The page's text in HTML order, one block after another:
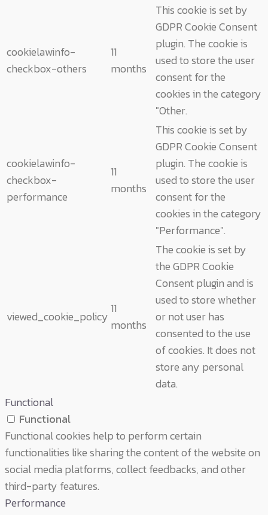
cookielawinfo-
checkbox-others
11
months
This cookie is set by
GDPR Cookie Consent
plugin. The cookie is
used to store the user
consent for the
cookies in the category
"Other.
cookielawinfo-
checkbox-
performance
11
months
This cookie is set by
GDPR Cookie Consent
plugin. The cookie is
used to store the user
consent for the
cookies in the category
"Performance".
viewed_cookie_policy
11
months
The cookie is set by
the GDPR Cookie
Consent plugin and is
used to store whether
or not user has
consented to the use
of cookies. It does not
store any personal
data.
Functional
Functional
Functional cookies help to perform certain
functionalities like sharing the content of the website on
social media platforms, collect feedbacks, and other
third-party features.
Performance